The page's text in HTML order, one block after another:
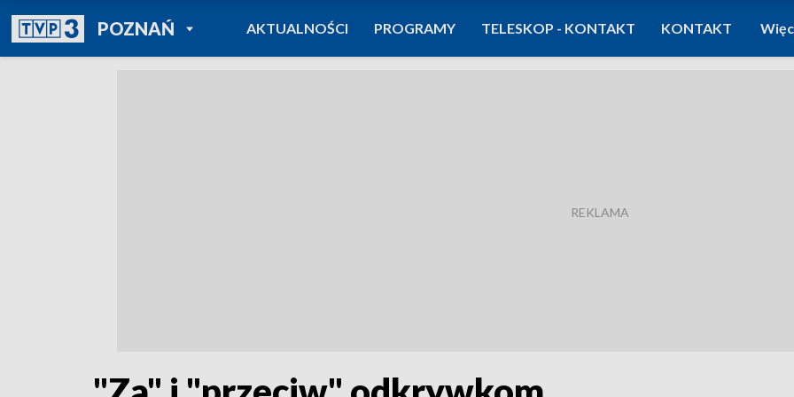
POZNAŃPOWRÓT DO
TVP REGIONY
AKTUALNOŚCI PROGRAMY TELESKOP - KONTAKT KONTAKT